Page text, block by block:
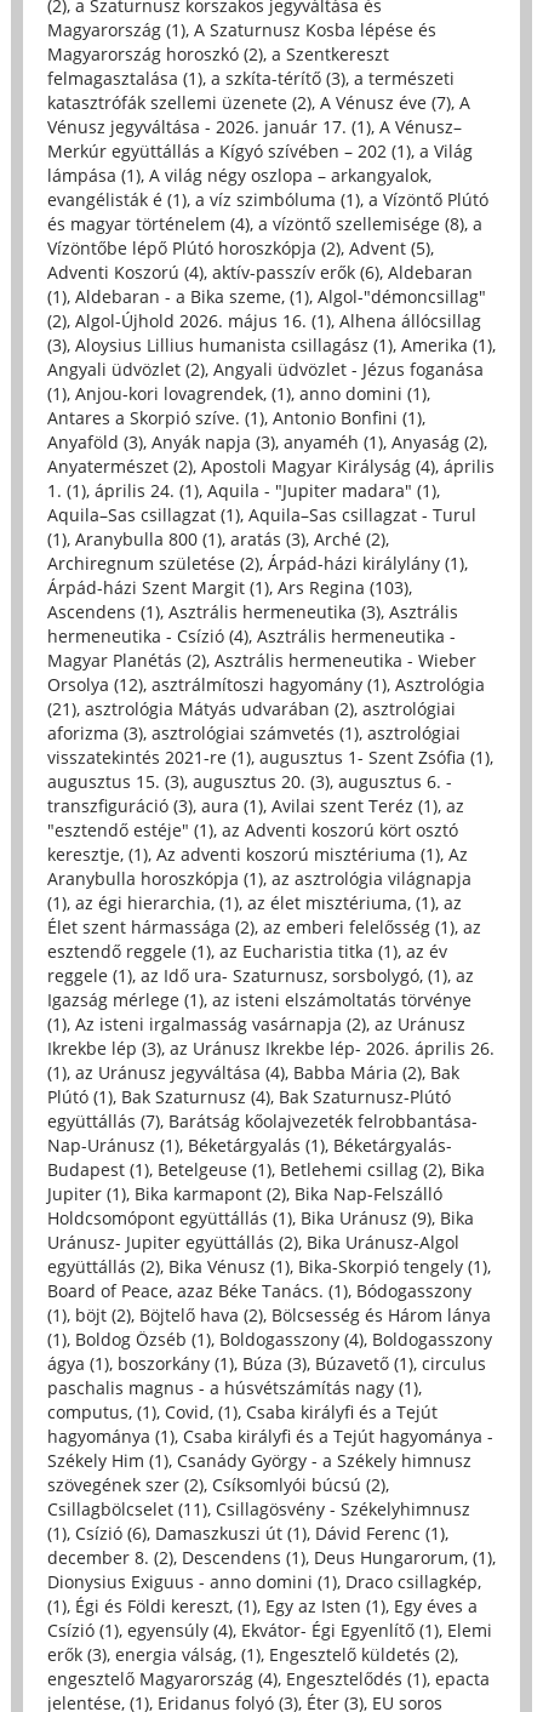
(2), a Szaturnusz korszakos jegyváltása és
Magyarország (1), A Szaturnusz Kosba lépése és
Magyarország horoszkó (2), a Szentkereszt
felmagasztalása (1), a szkíta-térítő (3), a természeti
katasztrófák szellemi üzenete (2), A Vénusz éve (7), A
Vénusz jegyváltása - 2026. január 17. (1), A Vénusz–
Merkúr együttállás a Kígyó szívében – 202 (1), a Világ
lámpása (1), A világ négy oszlopa – arkangyalok,
evangélisták é (1), a víz szimbóluma (1), a Vízöntő Plútó
és magyar történelem (4), a vízöntő szellemisége (8), a
Vízöntőbe lépő Plútó horoszkópja (2), Advent (5),
Adventi Koszorú (4), aktív-passzív erők (6), Aldebaran
(1), Aldebaran - a Bika szeme, (1), Algol-"démoncsillag"
(2), Algol-Újhold 2026. május 16. (1), Alhena állócsillag
(3), Aloysius Lillius humanista csillagász (1), Amerika (1),
Angyali üdvözlet (2), Angyali üdvözlet - Jézus foganása
(1), Anjou-kori lovagrendek, (1), anno domini (1),
Antares a Skorpió szíve. (1), Antonio Bonfini (1),
Anyaföld (3), Anyák napja (3), anyaméh (1), Anyaság (2),
Anyatermészet (2), Apostoli Magyar Királyság (4), április
1. (1), április 24. (1), Aquila - "Jupiter madara" (1),
Aquila–Sas csillagzat (1), Aquila–Sas csillagzat - Turul
(1), Aranybulla 800 (1), aratás (3), Arché (2),
Archiregnum születése (2), Árpád-házi királylány (1),
Árpád-házi Szent Margit (1), Ars Regina (103),
Ascendens (1), Asztrális hermeneutika (3), Asztrális
hermeneutika - Csízió (4), Asztrális hermeneutika -
Magyar Planétás (2), Asztrális hermeneutika - Wieber
Orsolya (12), asztrálmítoszi hagyomány (1), Asztrológia
(21), asztrológia Mátyás udvarában (2), asztrológiai
aforizma (3), asztrológiai számvetés (1), asztrológiai
visszatekintés 2021-re (1), augusztus 1- Szent Zsófia (1),
augusztus 15. (3), augusztus 20. (3), augusztus 6. -
transzfiguráció (3), aura (1), Avilai szent Teréz (1), az
"esztendő estéje" (1), az Adventi koszorú kört osztó
keresztje, (1), Az adventi koszorú misztériuma (1), Az
Aranybulla horoszkópja (1), az asztrológia világnapja
(1), az égi hierarchia, (1), az élet misztériuma, (1), az
Élet szent hármassága (2), az emberi felelősség (1), az
esztendő reggele (1), az Eucharistia titka (1), az év
reggele (1), az Idő ura- Szaturnusz, sorsbolygó, (1), az
Igazság mérlege (1), az isteni elszámoltatás törvénye
(1), Az isteni irgalmasság vasárnapja (2), az Uránusz
Ikrekbe lép (3), az Uránusz Ikrekbe lép- 2026. április 26.
(1), az Uránusz jegyváltása (4), Babba Mária (2), Bak
Plútó (1), Bak Szaturnusz (4), Bak Szaturnusz-Plútó
együttállás (7), Barátság kőolajvezeték felrobbantása-
Nap-Uránusz (1), Béketárgyalás (1), Béketárgyalás-
Budapest (1), Betelgeuse (1), Betlehemi csillag (2), Bika
Jupiter (1), Bika karmapont (2), Bika Nap-Felszálló
Holdcsomópont együttállás (1), Bika Uránusz (9), Bika
Uránusz- Jupiter együttállás (2), Bika Uránusz-Algol
együttállás (2), Bika Vénusz (1), Bika-Skorpió tengely (1),
Board of Peace, azaz Béke Tanács. (1), Bódogasszony
(1), böjt (2), Böjtelő hava (2), Bölcsesség és Három lánya
(1), Boldog Özséb (1), Boldogasszony (4), Boldogasszony
ágya (1), boszorkány (1), Búza (3), Búzavető (1), circulus
paschalis magnus - a húsvétszámítás nagy (1),
computus, (1), Covid, (1), Csaba királyfi és a Tejút
hagyománya (1), Csaba királyfi és a Tejút hagyománya -
Székely Him (1), Csanády György - a Székely himnusz
szövegének szer (2), Csíksomlyói búcsú (2),
Csillagbölcselet (11), Csillagösvény - Székelyhimnusz
(1), Csízió (6), Damaszkuszi út (1), Dávid Ferenc (1),
december 8. (2), Descendens (1), Deus Hungarorum, (1),
Dionysius Exiguus - anno domini (1), Draco csillagkép,
(1), Égi és Földi kereszt, (1), Egy az Isten (1), Egy éves a
Csízió (1), egyensúly (4), Ekvátor- Égi Egyenlítő (1), Elemi
erők (3), energia válság, (1), Engesztelő küldetés (2),
engesztelő Magyarország (4), Engesztelődés (1), epacta
jelentése, (1), Eridanus folyó (3), Éter (3), EU soros